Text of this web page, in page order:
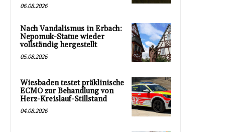
06.08.2026
Nach Vandalismus in Erbach:
Nepomuk-Statue wieder
vollständig hergestellt
05.08.2026
Wiesbaden testet präklinische
ECMO zur Behandlung von
Herz-Kreislauf-Stillstand
04.08.2026